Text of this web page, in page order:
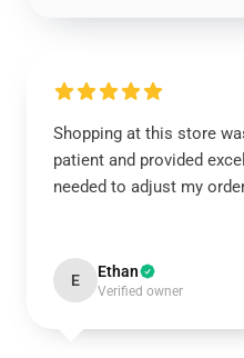
Shopping at this store
patient and provided
needed to adjust my
E Ethan
Verified owner